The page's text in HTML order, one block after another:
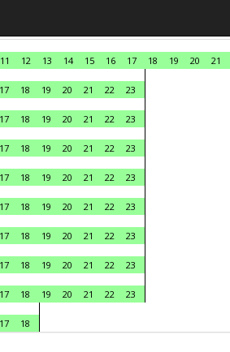
11 12 13 14 15 16 17 18 19 20 21
17 18 19 20 21 22
23
17 18 19 20 21 22
23
17 18 19 20 21 22
23
17 18 19 20 21 22
23
17 18 19 20 21 22
23
17 18 19 20 21 22
23
17 18 19 20 21 22
23
17 18 19 20 21 22
23
17 18